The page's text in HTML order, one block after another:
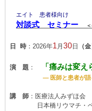
エイト 患者様向け
対談式 セミナー
日 時 ：2026年1 月 30 日 （金
演 題 ： 「痛みは変え
— 医師と患者が
講 師 ：医療法人みずほ会
日本橋リウマチ・ペ